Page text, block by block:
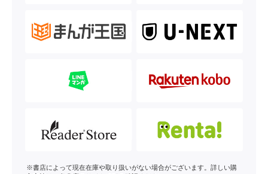
※書店によって現在在庫や取り扱いがない場合がございます。詳しい購